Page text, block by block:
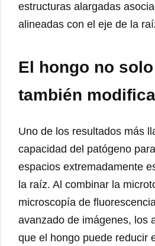
estructuras alargadas
alineadas con el eje de la
El hongo no
también
Uno de los resultados más
capacidad del patógeno
espacios extremadamente
la raíz. Al combinar la
microscopía de
avanzado de imágenes, los
que el hongo puede reducir